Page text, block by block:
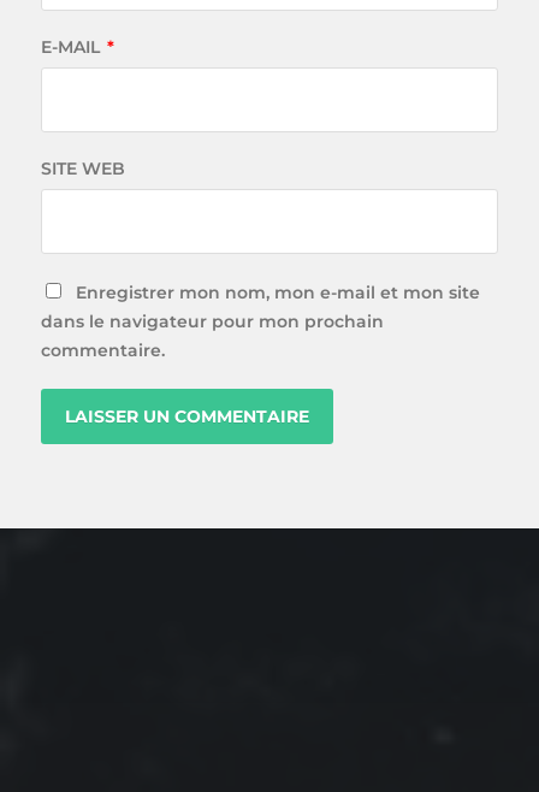
E-MAIL *
SITE WEB
Enregistrer mon nom, mon e-mail et mon site
dans le navigateur pour mon prochain
commentaire.